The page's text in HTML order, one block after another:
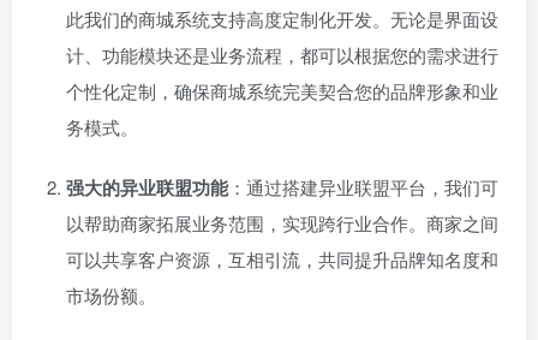
此我们的商城系统支持高度定制化开发。无论是界面设
计、功能模块还是业务流程，都可以根据您的需求进行
个性化定制，确保商城系统完美契合您的品牌形象和业
务模式。
强大的异业联盟功能：通过搭建异业联盟平台，我们可
以帮助商家拓展业务范围，实现跨行业合作。商家之间
可以共享客户资源，互相引流，共同提升品牌知名度和
市场份额。